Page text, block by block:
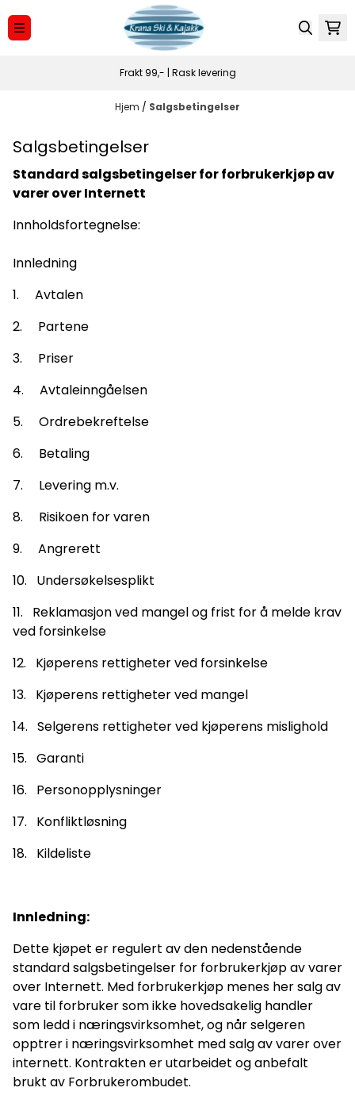
Hopp til innhold
Frakt 99,- | Rask levering
Hjem / Salgsbetingelser
Salgsbetingelser
Standard salgsbetingelser for forbrukerkjøp av
varer overInternett
Innholdsfortegnelse:
Innledning
1. Avtalen
2. Partene
3. Priser
4. Avtaleinngåelsen
5. Ordrebekreftelse
6. Betaling
7. Levering m.v.
8. Risikoen for varen
9. Angrerett
10. Undersøkelsesplikt
11. Reklamasjon ved mangel og frist for å melde krav
ved forsinkelse
12. Kjøperens rettigheter ved forsinkelse
13. Kjøperens rettigheter ved mangel
14. Selgerens rettigheter ved kjøperens mislighold
15. Garanti
16. Personopplysninger
17. Konfliktløsning
18. Kildeliste
Innledning:
Dette kjøpet er regulert av den nedenstående
standard salgsbetingelser for forbrukerkjøp av varer
over Internett. Med forbrukerkjøp menes her salg av
vare til forbruker som ikke hovedsakelig handler
som ledd i næringsvirksomhet, og når selgeren
opptrer i næringsvirksomhet med salg av varer over
internett. Kontrakten er utarbeidet og anbefalt
brukt av Forbrukerombudet.